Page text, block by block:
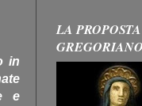
in
e
LA